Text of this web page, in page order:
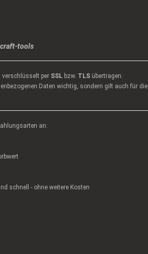
craft-tools
verschlüsselt per SSL bzw. TLS übertragen.
Daten wichtig, sondern gilt auch für die
an:
schnell - ohne weitere Kosten